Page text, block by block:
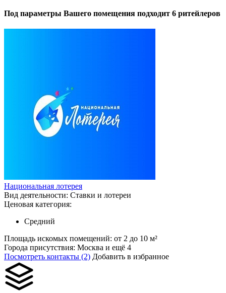
Под параметры Вашего помещения подходит 6 ритейлеров
Национальная лотерея
Вид деятельности: Ставки и лотереи
Ценовая категория:
Средний
Площадь искомых помещений: от 2 до 10 м²
Города присутствия: Москва и ещё 4
Посмотреть контакты (2) Добавить в избранное